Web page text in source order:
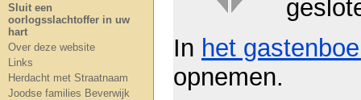
Sluit een
oorlogsslachtoffer in uw
hart
Over deze website
Links
Herdacht met Straatnaam
Joodse families Beverwijk
In het
opnemen.